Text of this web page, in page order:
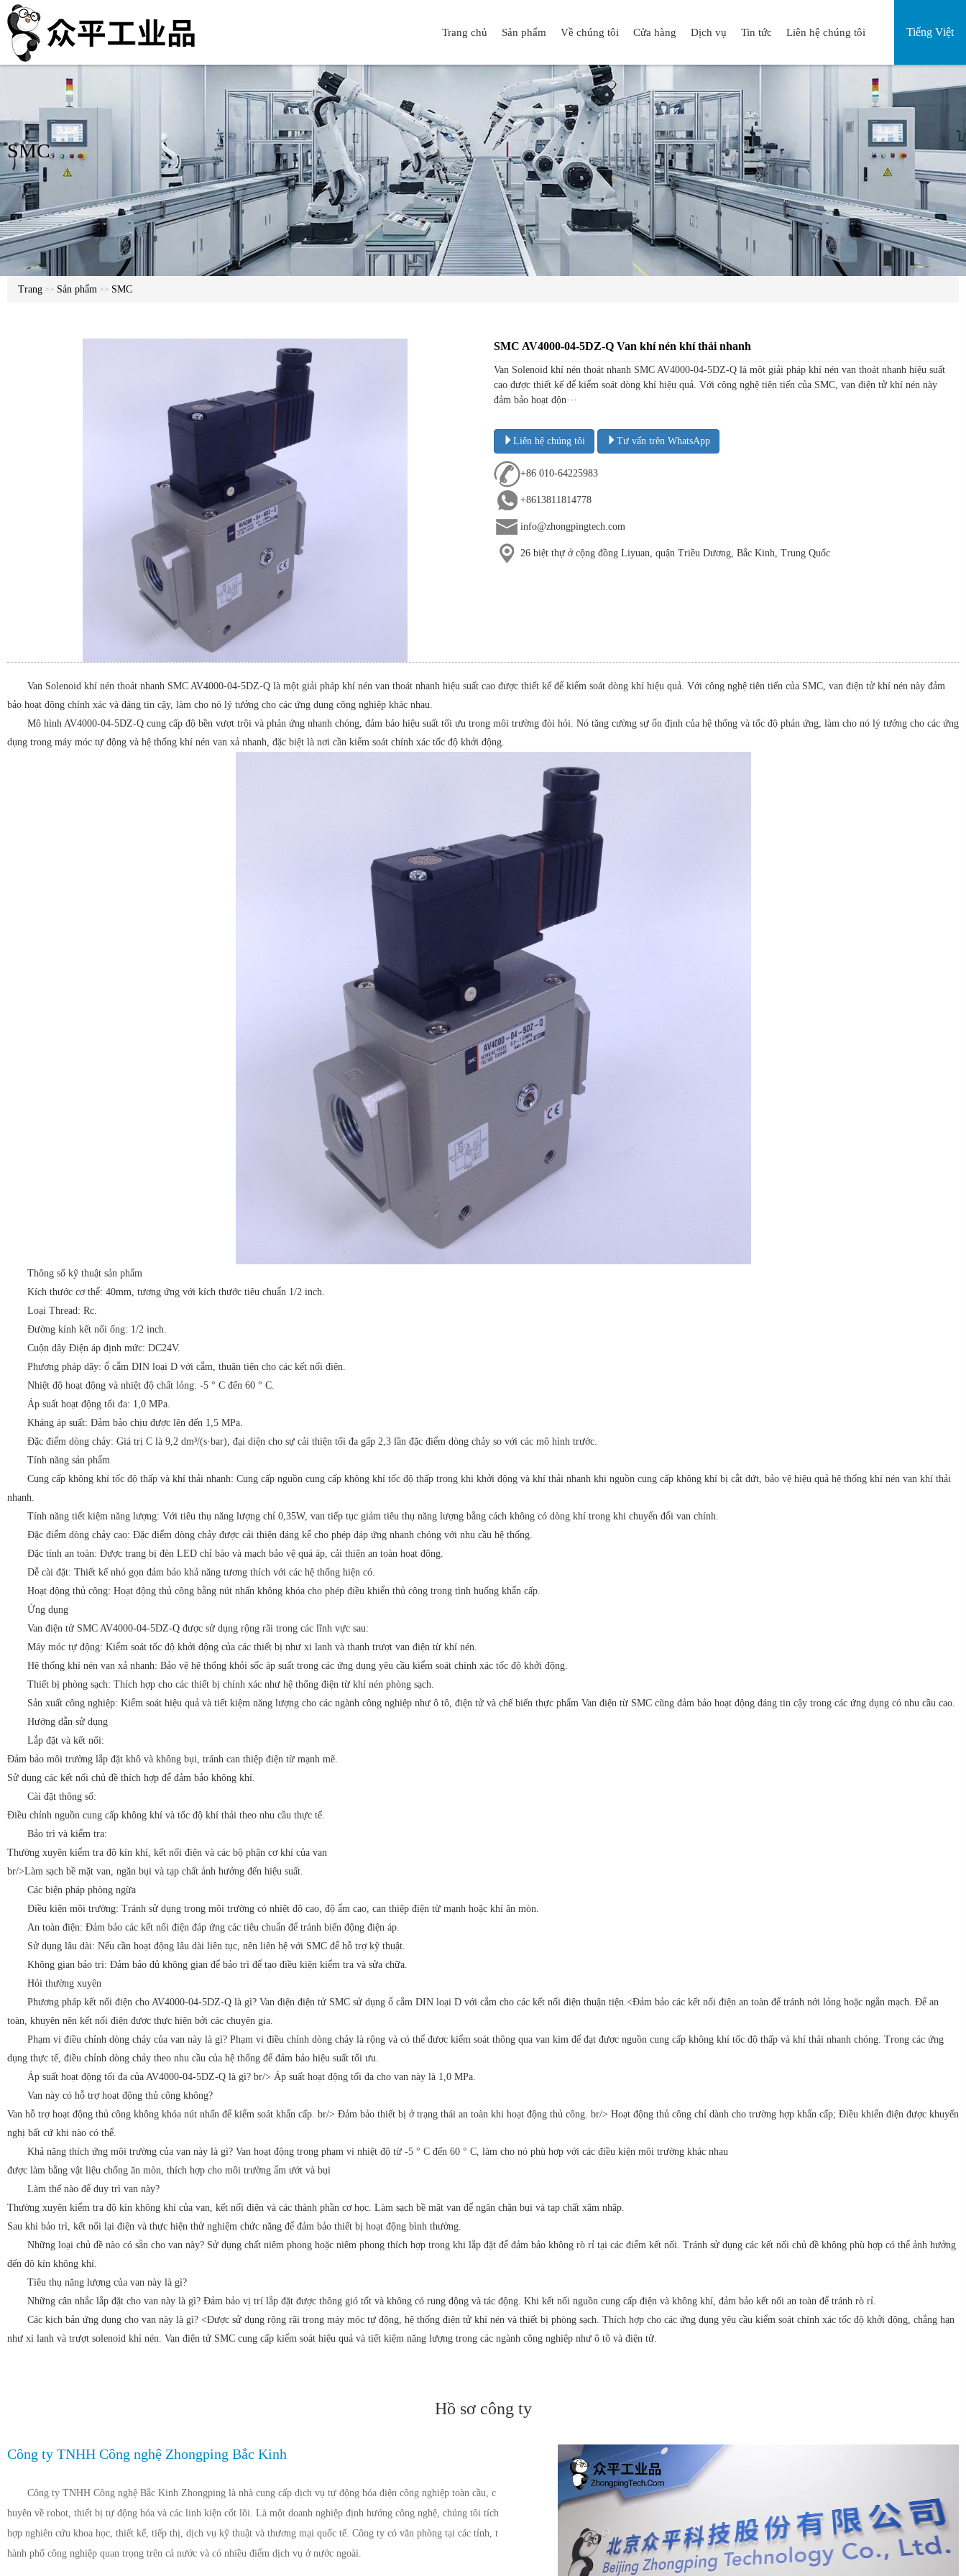
Tiếng Việt
Trang chủ Sản phẩm Về chúng tôi Cửa hàng Dịch vụ Tin tức Liên hệ chúng tôi
SMC
Trang >> Sản phẩm >> SMC
SMC AV4000-04-5DZ-Q Van khí nén khí thải nhanh
Van Solenoid khí nén thoát nhanh SMC AV4000-04-5DZ-Q là một giải pháp khí nén van thoát nhanh hiệu suất
cao được thiết kế để kiểm soát dòng khí hiệu quả. Với công nghệ tiên tiến của SMC, van điện tử khí nén này
đảm bảo hoạt độn···
Liên hệ chúng tôi Tư vấn trên WhatsApp
+86 010-64225983
+8613811814778
info@zhongpingtech.com
26 biệt thự ở cộng đồng Liyuan, quận Triều Dương, Bắc Kinh, Trung Quốc
Van Solenoid khí nén thoát nhanh SMC AV4000-04-5DZ-Q là một giải pháp khí nén van thoát nhanh hiệu suất cao được thiết kế để kiểm soát dòng khí hiệu quả. Với công nghệ tiên tiến của SMC, van điện tử khí nén này đảm
bảo hoạt động chính xác và đáng tin cậy, làm cho nó lý tưởng cho các ứng dụng công nghiệp khác nhau.
Mô hình AV4000-04-5DZ-Q cung cấp độ bền vượt trội và phản ứng nhanh chóng, đảm bảo hiệu suất tối ưu trong môi trường đòi hỏi. Nó tăng cường sự ổn định của hệ thống và tốc độ phản ứng, làm cho nó lý tưởng cho các ứng
dụng trong máy móc tự động và hệ thống khí nén van xả nhanh, đặc biệt là nơi cần kiểm soát chính xác tốc độ khởi động.
Thông số kỹ thuật sản phẩm
Kích thước cơ thể: 40mm, tương ứng với kích thước tiêu chuẩn 1/2 inch.
Loại Thread: Rc.
Đường kính kết nối ống: 1/2 inch.
Cuộn dây Điện áp định mức: DC24V.
Phương pháp dây: ổ cắm DIN loại D với cắm, thuận tiện cho các kết nối điện.
Nhiệt độ hoạt động và nhiệt độ chất lỏng: -5 ° C đến 60 ° C.
Áp suất hoạt động tối đa: 1,0 MPa.
Kháng áp suất: Đảm bảo chịu được lên đến 1,5 MPa.
Đặc điểm dòng chảy: Giá trị C là 9,2 dm³/(s·bar), đại diện cho sự cải thiện tối đa gấp 2,3 lần đặc điểm dòng chảy so với các mô hình trước.
Tính năng sản phẩm
Cung cấp không khí tốc độ thấp và khí thải nhanh: Cung cấp nguồn cung cấp không khí tốc độ thấp trong khi khởi động và khí thải nhanh khi nguồn cung cấp không khí bị cắt đứt, bảo vệ hiệu quả hệ thống khí nén van khí thải
nhanh.
Tính năng tiết kiệm năng lượng: Với tiêu thụ năng lượng chỉ 0,35W, van tiếp tục giảm tiêu thụ năng lượng bằng cách không có dòng khí trong khi chuyển đổi van chính.
Đặc điểm dòng chảy cao: Đặc điểm dòng chảy được cải thiện đáng kể cho phép đáp ứng nhanh chóng với nhu cầu hệ thống.
Đặc tính an toàn: Được trang bị đèn LED chỉ báo và mạch bảo vệ quá áp, cải thiện an toàn hoạt động.
Dễ cài đặt: Thiết kế nhỏ gọn đảm bảo khả năng tương thích với các hệ thống hiện có.
Hoạt động thủ công: Hoạt động thủ công bằng nút nhấn không khóa cho phép điều khiển thủ công trong tình huống khẩn cấp.
Ứng dụng
Van điện tử SMC AV4000-04-5DZ-Q được sử dụng rộng rãi trong các lĩnh vực sau:
Máy móc tự động: Kiểm soát tốc độ khởi động của các thiết bị như xi lanh và thanh trượt van điện từ khí nén.
Hệ thống khí nén van xả nhanh: Bảo vệ hệ thống khỏi sốc áp suất trong các ứng dụng yêu cầu kiểm soát chính xác tốc độ khởi động.
Thiết bị phòng sạch: Thích hợp cho các thiết bị chính xác như hệ thống điện từ khí nén phòng sạch.
Sản xuất công nghiệp: Kiểm soát hiệu quả và tiết kiệm năng lượng cho các ngành công nghiệp như ô tô, điện tử và chế biến thực phẩm Van điện từ SMC cũng đảm bảo hoạt động đáng tin cậy trong các ứng dụng có nhu cầu cao.
Hướng dẫn sử dụng
Lắp đặt và kết nối:
Đảm bảo môi trường lắp đặt khô và không bụi, tránh can thiệp điện từ mạnh mẽ.
Sử dụng các kết nối chủ đề thích hợp để đảm bảo không khí.
Cài đặt thông số:
Điều chỉnh nguồn cung cấp không khí và tốc độ khí thải theo nhu cầu thực tế.
Bảo trì và kiểm tra:
Thường xuyên kiểm tra độ kín khí, kết nối điện và các bộ phận cơ khí của van
br/>Làm sạch bề mặt van, ngăn bụi và tạp chất ảnh hưởng đến hiệu suất.
Các biện pháp phòng ngừa
Điều kiện môi trường: Tránh sử dụng trong môi trường có nhiệt độ cao, độ ẩm cao, can thiệp điện từ mạnh hoặc khí ăn mòn.
An toàn điện: Đảm bảo các kết nối điện đáp ứng các tiêu chuẩn để tránh biến động điện áp.
Sử dụng lâu dài: Nếu cần hoạt động lâu dài liên tục, nên liên hệ với SMC để hỗ trợ kỹ thuật.
Không gian bảo trì: Đảm bảo đủ không gian để bảo trì để tạo điều kiện kiểm tra và sửa chữa.
Hỏi thường xuyên
Phương pháp kết nối điện cho AV4000-04-5DZ-Q là gì? Van điện điện tử SMC sử dụng ổ cắm DIN loại D với cắm cho các kết nối điện thuận tiện.<Đảm bảo các kết nối điện an toàn để tránh nới lỏng hoặc ngắn mạch. Để an
toàn, khuyên nên kết nối điện được thực hiện bởi các chuyên gia.
Phạm vi điều chỉnh dòng chảy của van này là gì? Phạm vi điều chỉnh dòng chảy là rộng và có thể được kiểm soát thông qua van kim để đạt được nguồn cung cấp không khí tốc độ thấp và khí thải nhanh chóng. Trong các ứng
dụng thực tế, điều chỉnh dòng chảy theo nhu cầu của hệ thống để đảm bảo hiệu suất tối ưu.
Áp suất hoạt động tối đa của AV4000-04-5DZ-Q là gì? br/> Áp suất hoạt động tối đa cho van này là 1,0 MPa.
Van này có hỗ trợ hoạt động thủ công không?
Van hỗ trợ hoạt động thủ công không khóa nút nhấn để kiểm soát khẩn cấp. br/> Đảm bảo thiết bị ở trạng thái an toàn khi hoạt động thủ công. br/> Hoạt động thủ công chỉ dành cho trường hợp khẩn cấp; Điều khiển điện được khuyến
nghị bất cứ khi nào có thể.
Khả năng thích ứng môi trường của van này là gì? Van hoạt động trong phạm vi nhiệt độ từ -5 ° C đến 60 ° C, làm cho nó phù hợp với các điều kiện môi trường khác nhau
được làm bằng vật liệu chống ăn mòn, thích hợp cho môi trường ẩm ướt và bụi
Làm thế nào để duy trì van này?
Thường xuyên kiểm tra độ kín không khí của van, kết nối điện và các thành phần cơ học. Làm sạch bề mặt van để ngăn chặn bụi và tạp chất xâm nhập.
Sau khi bảo trì, kết nối lại điện và thực hiện thử nghiệm chức năng để đảm bảo thiết bị hoạt động bình thường.
Những loại chủ đề nào có sẵn cho van này? Sử dụng chất niêm phong hoặc niêm phong thích hợp trong khi lắp đặt để đảm bảo không rò rỉ tại các điểm kết nối. Tránh sử dụng các kết nối chủ đề không phù hợp có thể ảnh hưởng
đến độ kín không khí.
Tiêu thụ năng lượng của van này là gì?
Những cân nhắc lắp đặt cho van này là gì? Đảm bảo vị trí lắp đặt được thông gió tốt và không có rung động và tác động. Khi kết nối nguồn cung cấp điện và không khí, đảm bảo kết nối an toàn để tránh rò rỉ.
Các kịch bản ứng dụng cho van này là gì? <Được sử dụng rộng rãi trong máy móc tự động, hệ thống điện tử khí nén và thiết bị phòng sạch. Thích hợp cho các ứng dụng yêu cầu kiểm soát chính xác tốc độ khởi động, chẳng hạn
như xi lanh và trượt solenoid khí nén. Van điện tử SMC cung cấp kiểm soát hiệu quả và tiết kiệm năng lượng trong các ngành công nghiệp như ô tô và điện tử.
Hồ sơ công ty
Công ty TNHH Công nghệ Zhongping Bắc Kinh
Công ty TNHH Công nghệ Bắc Kinh Zhongping là nhà cung cấp dịch vụ tự động hóa điện công nghiệp toàn cầu, c
huyên về robot, thiết bị tự động hóa và các linh kiện cốt lõi. Là một doanh nghiệp định hướng công nghệ, chúng tôi tích
hợp nghiên cứu khoa học, thiết kế, tiếp thị, dịch vụ kỹ thuật và thương mại quốc tế. Công ty có văn phòng tại các tỉnh, t
hành phố công nghiệp quan trọng trên cả nước và có nhiều điểm dịch vụ ở nước ngoài.